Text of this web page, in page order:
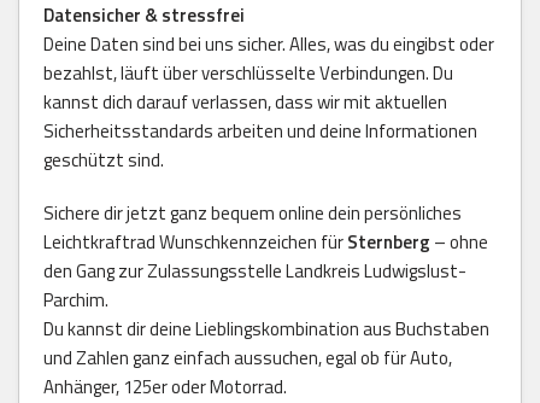
Datensicher & stressfrei
Deine Daten sind bei uns sicher. Alles, was du eingibst oder
bezahlst, läuft über verschlüsselte Verbindungen. Du
kannst dich darauf verlassen, dass wir mit aktuellen
Sicherheitsstandards arbeiten und deine Informationen
geschützt sind.
Sichere dir jetzt ganz bequem online dein persönliches
Leichtkraftrad Wunschkennzeichen fürSternberg – ohne
den Gang zur Zulassungsstelle Landkreis Ludwigslust-
Parchim.
Du kannst dir deine Lieblingskombination aus Buchstaben
und Zahlen ganz einfach aussuchen, egal ob für Auto,
Anhänger, 125er oder Motorrad.